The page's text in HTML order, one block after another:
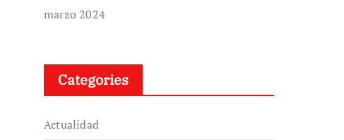
marzo 2024
Categories
Actualidad